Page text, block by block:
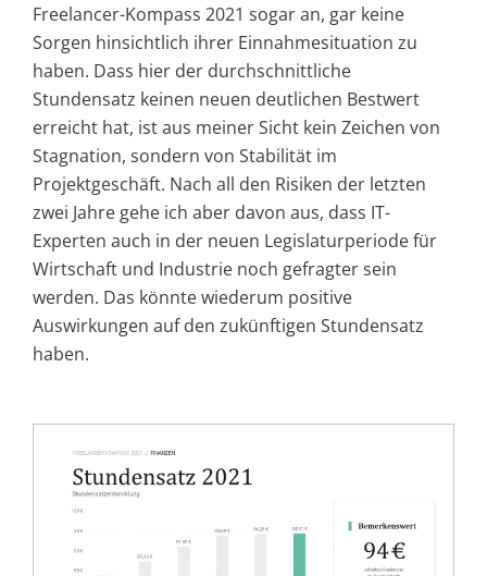
Freelancer-Kompass 2021 sogar an, gar keine
Sorgen hinsichtlich ihrer Einnahmesituation zu
haben. Dass hier der durchschnittliche
Stundensatz keinen neuen deutlichen Bestwert
erreicht hat, ist aus meiner Sicht kein Zeichen von
Stagnation, sondern von Stabilität im
Projektgeschäft. Nach all den Risiken der letzten
zwei Jahre gehe ich aber davon aus, dass IT-
Experten auch in der neuen Legislaturperiode für
Wirtschaft und Industrie noch gefragter sein
werden. Das könnte wiederum positive
Auswirkungen auf den zukünftigen Stundensatz
haben.